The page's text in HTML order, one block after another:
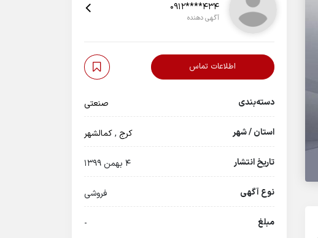
0912****434
آگهی دهنده
اطلاعات تماس
دسته‌بندی صنعتی
استان / شهر کرج ,کمالشهر
تاریخ انتشار 4 بهمن 1399
نوع آگهی فروشی
مبلغ -